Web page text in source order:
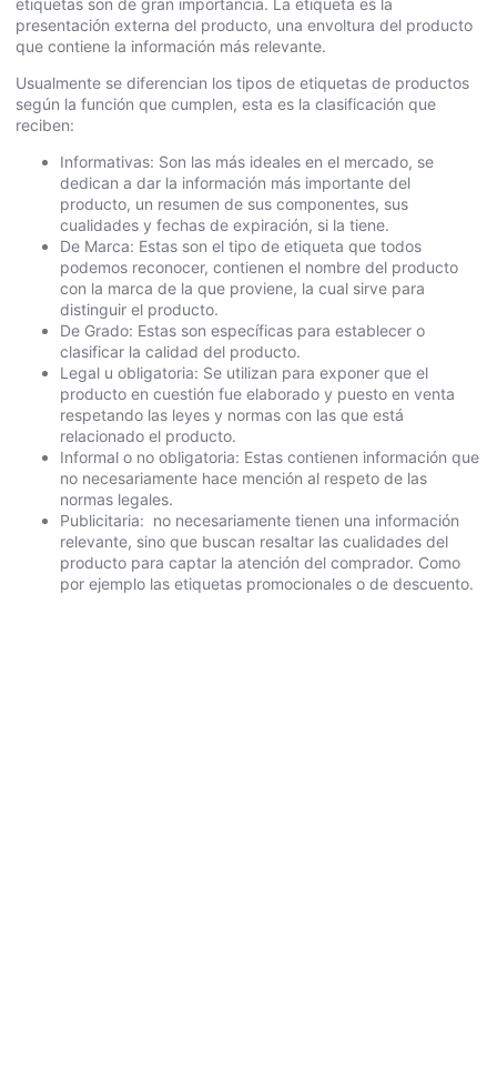
presentación externa del producto, una envoltura del producto
que contiene la información más relevante.
Usualmente se diferencian los tipos de etiquetas de productos
según la función que cumplen, esta es la clasificación que
reciben:
Informativas: Son las más ideales en el mercado, se
dedican a dar la información más importante del
producto, un resumen de sus componentes, sus
cualidades y fechas de expiración, si la tiene.
De Marca: Estas son el tipo de etiqueta que todos
podemos reconocer, contienen el nombre del producto
con la marca de la que proviene, la cual sirve para
distinguir el producto.
De Grado: Estas son específicas para establecer o
clasificar la calidad del producto.
Legal u obligatoria: Se utilizan para exponer que el
producto en cuestión fue elaborado y puesto en venta
respetando las leyes y normas con las que está
relacionado el producto.
Informal o no obligatoria: Estas contienen información que
no necesariamente hace mención al respeto de las
normas legales.
Publicitaria: no necesariamente tienen una información
relevante, sino que buscan resaltar las cualidades del
producto para captar la atención del comprador. Como
por ejemplo las etiquetas promocionales o de descuento.